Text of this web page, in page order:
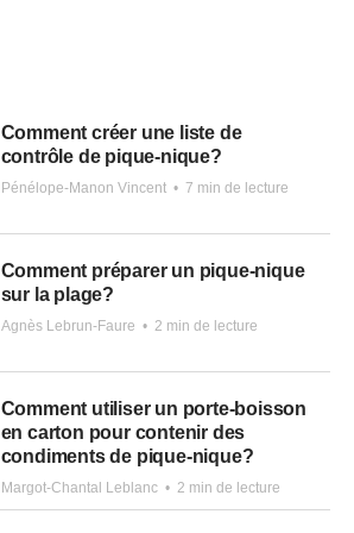
Comment créer une liste de
contrôle de pique-nique?
Pénélope-Manon Vincent • 7 min de lecture
Comment préparer un pique-nique
sur la plage?
Agnès Lebrun-Faure • 2 min de lecture
Comment utiliser un porte-boisson
en carton pour contenir des
condiments de pique-nique?
Margot-Chantal Leblanc • 2 min de lecture